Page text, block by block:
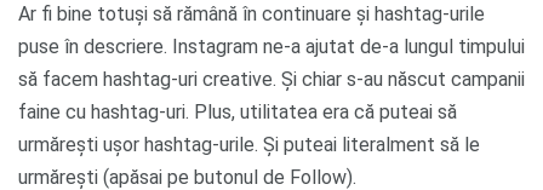
Ar fi bine totuși să rămână în continuare și hashtag-urile
puse în descriere. Instagram ne-a ajutat de-a lungul timpului
să facem hashtag-uri creative. Și chiar s-au născut campanii
faine cu hashtag-uri. Plus, utilitatea era că puteai să
urmărești ușor hashtag-urile. Și puteai literalment să le
urmărești (apăsai pe butonul de Follow).